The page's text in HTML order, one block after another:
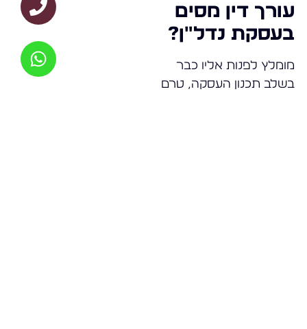
עורך דין מסים
בעסקת נדל"ן?
מומלץ לפנות אליו כבר
בשלב תכנון העסקה, טרם